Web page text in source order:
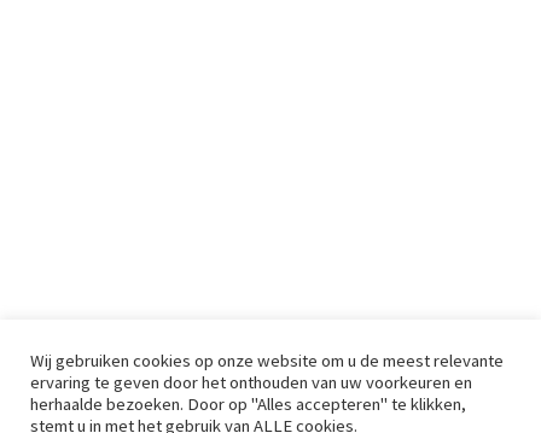
Wij gebruiken cookies op onze website om u de meest relevante
ervaring te geven door het onthouden van uw voorkeuren en
herhaalde bezoeken. Door op "Alles accepteren" te klikken,
stemt u in met het gebruik van ALLE cookies.